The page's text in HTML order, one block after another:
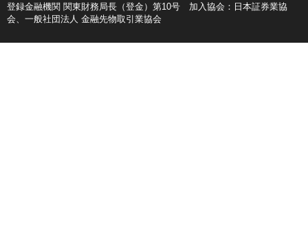
登録金融機関 関東財務局長（登金）第10号 加入協会：日本証券業協
会、一般社団法人 金融先物取引業協会